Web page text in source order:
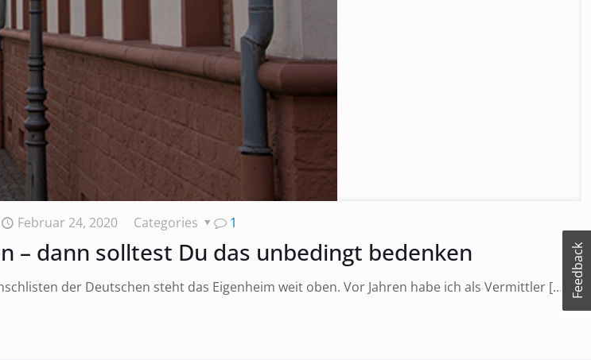
Februar 24, 2020 Categories 1
– dann solltest Du das unbedingt bedenken
der Deutschen steht das Eigenheim weit oben. Vor Jahren habe ich als Vermittler[…] Feedback